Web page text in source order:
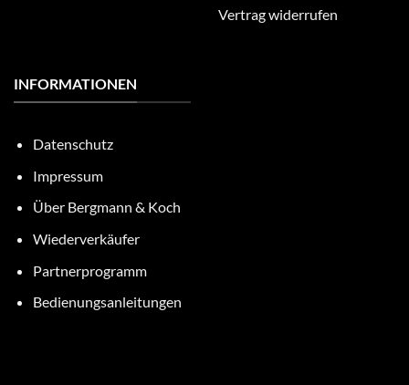
Vertrag widerrufen
INFORMATIONEN
Datenschutz
Impressum
Über Bergmann & Koch
Wiederverkäufer
Partnerprogramm
Bedienungsanleitungen